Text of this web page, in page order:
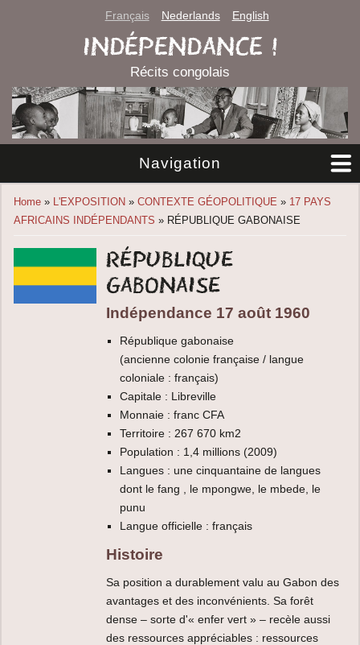
Français Nederlands English
INDÉPENDANCE !
Récits congolais
Navigation
You are here
Home » L'EXPOSITION » CONTEXTE GÉOPOLITIQUE » 17 PAYS
AFRICAINS INDÉPENDANTS » RÉPUBLIQUE GABONAISE
République
gabonaise
Indépendance 17 août 1960
République gabonaise
(ancienne colonie française / langue
coloniale : français)
Capitale : Libreville
Monnaie : franc CFA
Territoire : 267 670 km2
Population : 1,4 millions (2009)
Langues : une cinquantaine de langues
dont le fang , le mpongwe, le mbede, le
punu
Langue officielle : français
Histoire
Sa position a durablement valu au Gabon des
avantages et des inconvénients. Sa forêt
dense – sorte d'« enfer vert » – recèle aussi
des ressources appréciables : ressources